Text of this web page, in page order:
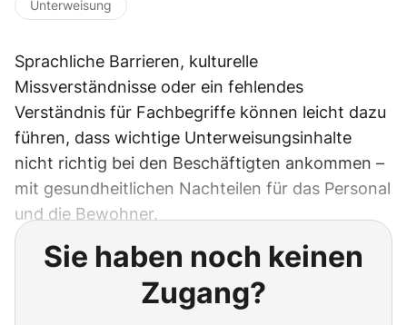
Unterweisung
Sprachliche Barrieren, kulturelle
Missverständnisse oder ein fehlendes
Verständnis für Fachbegriffe können leicht dazu
führen, dass wichtige Unterweisungsinhalte
nicht richtig bei den Beschäftigten ankommen –
mit gesundheitlichen Nachteilen für das Personal
und die Bewohner.
Sie haben noch keinen
Zugang?